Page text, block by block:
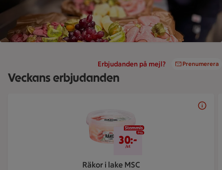
Erbjudanden på mejl? Prenumerera
Veckans erbjudanden
Räkor i lake MSC
30 kr/st
30:-
/st